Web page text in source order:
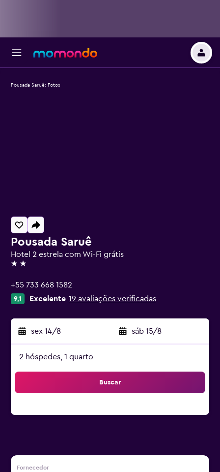
Pousada Saruê
Hotel 2 estrela com Wi-Fi grátis
2 estrelas
+55 733 668 1582
9,1 Excelente 19 avaliações verificadas
sex 14/8 - sáb 15/8
2 hóspedes, 1 quarto
Buscar
Fornecedor
Pousada Saruê: Fotos